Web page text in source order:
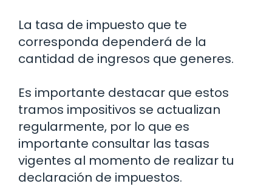
La tasa de impuesto que te
corresponda dependerá de la
cantidad de ingresos que generes.
Es importante destacar que estos
tramos impositivos se actualizan
regularmente, por lo que es
importante consultar las tasas
vigentes al momento de realizar tu
declaración de impuestos.